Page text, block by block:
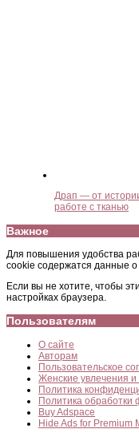
Драп — от
работе с тканью
Важное
Для повышения удобства
cookie содержатся данные
Если вы не хотите, чтобы
настройках браузера.
Пользователям
О сайте
Авторам
Пользовательское
Женские увлечения и
Политика
Политика обработки
Buy Adspace
Hide Ads for Premium